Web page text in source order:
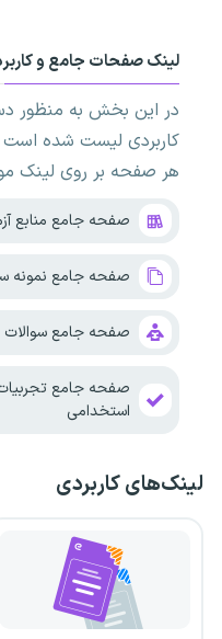
لینک صفحات جامع و
در این بخش به منظور
کاربردی لیست شده است
هر صفحه بر روی لینک
صفحه جامع منابع
صفحه جامع نمونه
صفحه جامع سوالات
صفحه جامع
استخدامی
لینک‌های کاربردی